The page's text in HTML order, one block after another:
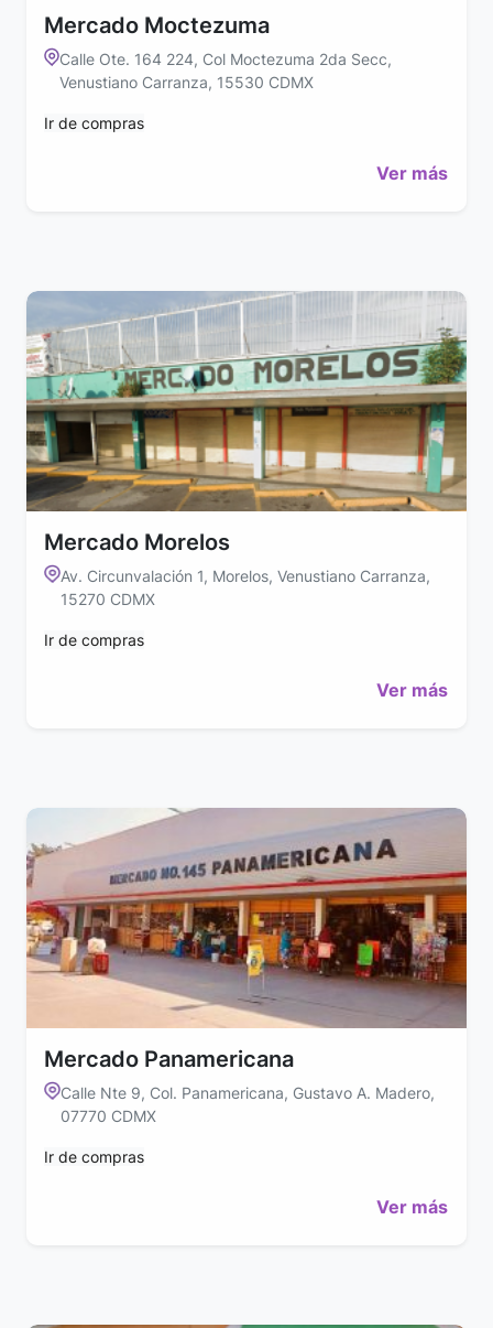
Mercado Moctezuma
Calle Ote. 164 224, Col Moctezuma 2da Secc,
Venustiano Carranza, 15530 CDMX
Ir de compras
Ver más
Mercado Morelos
Av. Circunvalación 1, Morelos, Venustiano Carranza,
15270 CDMX
Ir de compras
Ver más
Mercado Panamericana
Calle Nte 9, Col. Panamericana, Gustavo A. Madero,
07770 CDMX
Ir de compras
Ver más